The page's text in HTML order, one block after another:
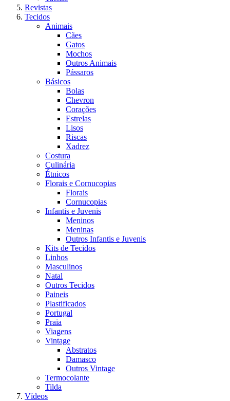
Revistas
Tecidos
Animais
Cães
Gatos
Mochos
Outros Animais
Pássaros
Básicos
Bolas
Chevron
Corações
Estrelas
Lisos
Riscas
Xadrez
Costura
Culinária
Étnicos
Florais e Cornucopias
Florais
Cornucopias
Infantis e Juvenis
Meninos
Meninas
Outros Infantis e Juvenis
Kits de Tecidos
Linhos
Masculinos
Natal
Outros Tecidos
Paineis
Plastificados
Portugal
Praia
Viagens
Vintage
Abstratos
Damasco
Outros Vintage
Termocolante
Tilda
Vídeos